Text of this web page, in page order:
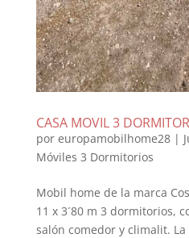
CASA MOVIL 3
por europamobilhome28|
Móviles 3 Dormitorios
Mobil home de la marca
11 x 3´80 m 3 dormitorios,
salón comedor y climalit.